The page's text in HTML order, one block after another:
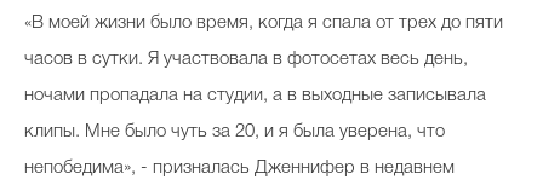
«В моей жизни было время, когда я спала от трех до пяти
часов в сутки. Я участвовала в фотосетах весь день,
ночами пропадала на студии, а в выходные записывала
клипы. Мне было чуть за 20, и я была уверена, что
непобедима», - призналась Дженнифер в недавнем